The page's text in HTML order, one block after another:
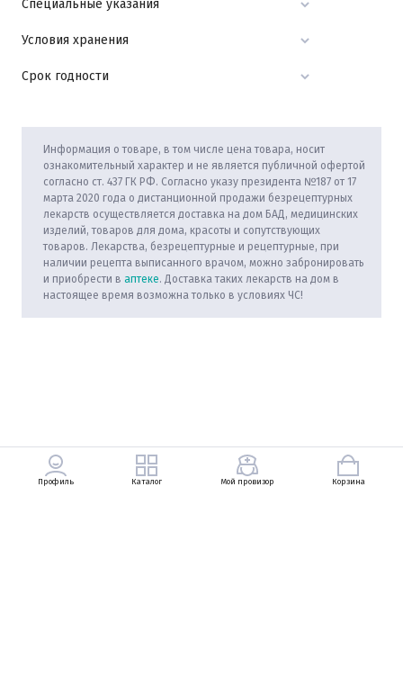
Специальные указания
Условия хранения
Срок годности
Информация о товаре, в том числе цена товара, носит
ознакомительный характер и не является публичной офертой
согласно ст. 437 ГК РФ. Согласно указу президента №187 от 17
марта 2020 года о дистанционной продажи безрецептурных
лекарств осуществляется доставка на дом БАД, медицинских
изделий, товаров для дома, красоты и сопутствующих
товаров. Лекарства, безрецептурные и рецептурные, при
наличии рецепта выписанного врачом, можно забронировать
и приобрести в аптеке. Доставка таких лекарств на дом в
настоящее время возможна только в условиях ЧС!
Профиль Каталог Мой провизор Корзина